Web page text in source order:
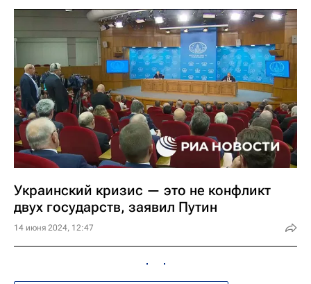
Украинский кризис — это не конфликт
двух государств, заявил Путин
14 июня 2024, 12:47